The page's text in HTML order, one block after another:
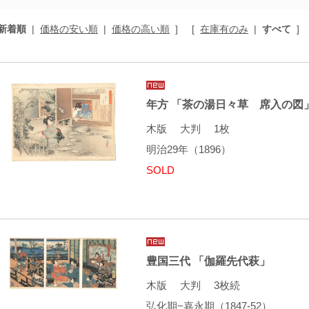
着順 | 価格の安い順 | 価格の高い順 ] [ 在庫有のみ | すべて ]
年方 「茶の湯日々草 席入の図
木版 大判 1枚
明治29年（1896）
SOLD
豊国三代 「伽羅先代萩」
木版 大判 3枚続
弘化期−嘉永期（1847-52）